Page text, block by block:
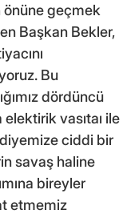
önüne geçmek
Başkan Bekler,
Bu
dördüncü
vasıtaı ile
ciddi bir
savaş haline
bireyler
etmemiz